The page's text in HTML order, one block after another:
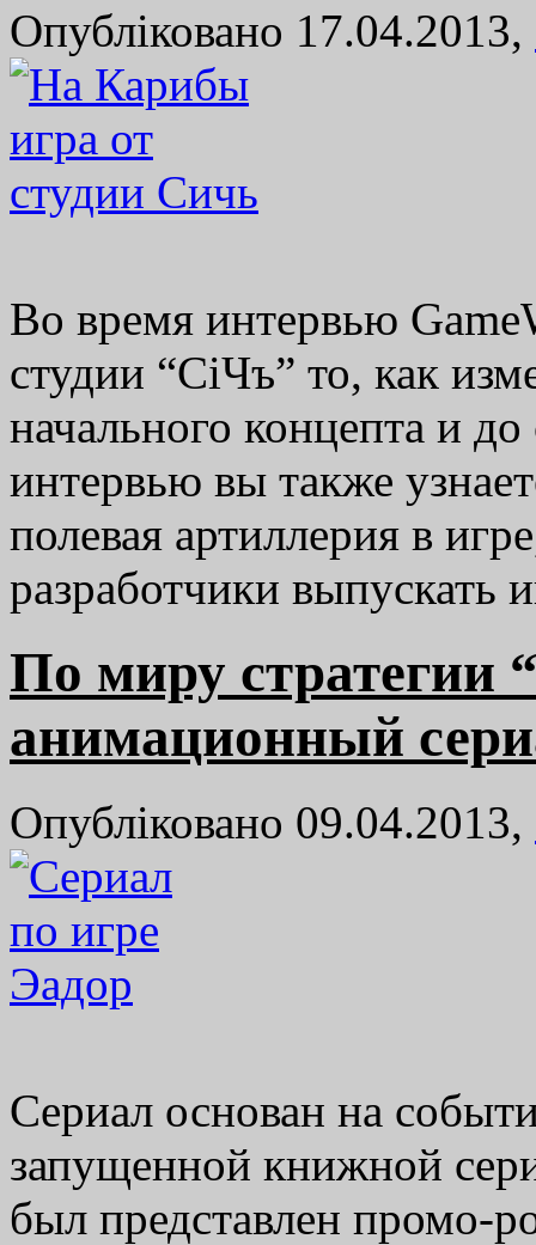
Опубліковано 17.04.2013,
Во время интервью
студии “СіЧъ” то, как
начального концепта и
интервью вы также
полевая артиллерия в
разработчики выпускать
По миру стратегии
анимационный
Опубліковано 09.04.2013,
Cериал основан на
запущенной книжной
был представлен промо-